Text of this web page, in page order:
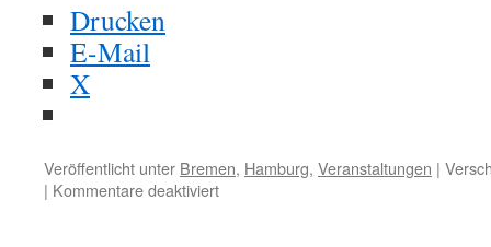
Drucken
E-Mail
X
Veröffentlicht unter Bremen, Hamburg, Veranstaltungen |
| Kommentare deaktiviert